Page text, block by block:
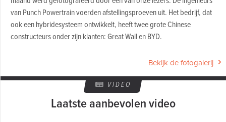
van Punch Powertrain voerden afstellingsproeven uit. Het bedrijf, dat
ook een hybridesysteem ontwikkelt, heeft twee grote Chinese
constructeurs onder zijn klanten: Great Wall en BYD.
Bekijk de fotogalerij
VIDEO
Laatste aanbevolen video